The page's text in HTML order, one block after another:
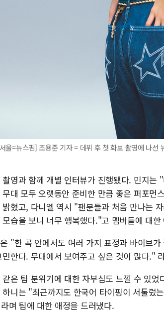
울=뉴스핌] 조용준 기자 = 데뷔 후 첫 화보 촬영에
촬영과 함께 개별 인터뷰가 진행됐다. 민지는
무대 모두 오랫동안 준비한 만큼 좋은 퍼포
밝혔고, 다니엘 역시 "팬분들과 처음 만나는
모습을 보니 너무 행복했다."고 멤버들에 대
"한 곡 안에서도 여러 가지 표정과 바이브
민한다. 무대에서 보여주고 싶은 것이 많다."
같은 팀 분위기에 대한 자부심도 느낄 수 있
하니는 "최근까지도 한국어 타이핑이 서툴렀
며 팀에 대한 애정을 드러냈다.